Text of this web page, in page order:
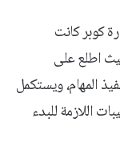
كوبر كانت
اطلع على
المهام، ويستكمل
اللازمة للبدء